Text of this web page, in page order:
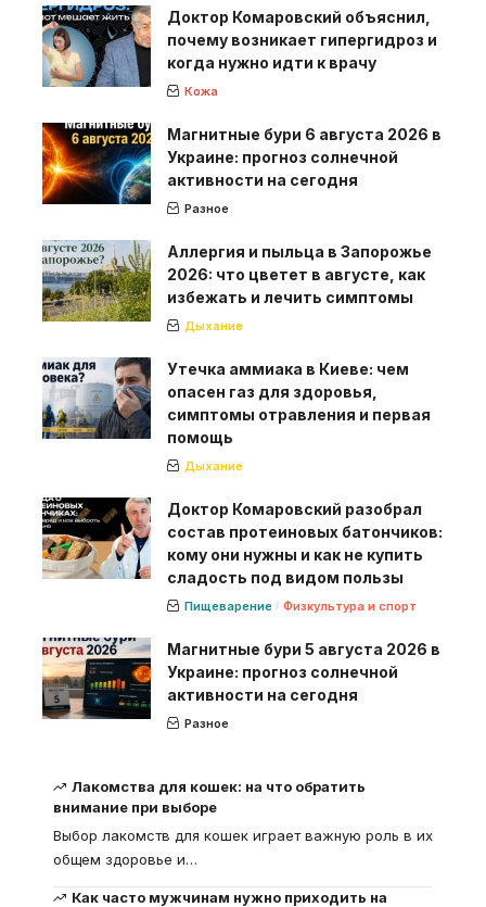
Доктор Комаровский объяснил,
почему возникает гипергидроз и
когда нужно идти к врачу
Кожа
Магнитные бури 6 августа 2026 в
Украине: прогноз солнечной
активности на сегодня
Разное
Аллергия и пыльца в Запорожье
2026: что цветет в августе, как
избежать и лечить симптомы
Дыхание
Утечка аммиака в Киеве: чем
опасен газ для здоровья,
симптомы отравления и первая
помощь
Дыхание
Доктор Комаровский разобрал
состав протеиновых батончиков:
кому они нужны и как не купить
сладость под видом пользы
Пищеварение Физкультура и спорт
Магнитные бури 5 августа 2026 в
Украине: прогноз солнечной
активности на сегодня
Разное
Лакомства для кошек: на что обратить
внимание при выборе
Выбор лакомств для кошек играет важную роль в их
общем здоровье и…
Как часто мужчинам нужно приходить на